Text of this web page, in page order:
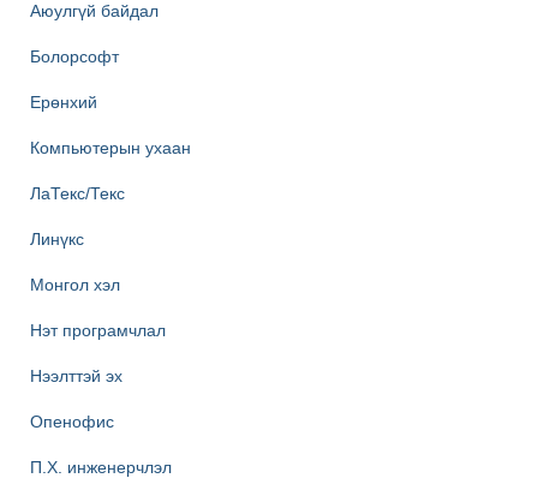
Аюулгүй байдал
Болорсофт
Ерөнхий
Компьютерын ухаан
ЛаТекс/Текс
Линүкс
Монгол хэл
Нэт програмчлал
Нээлттэй эх
Опенофис
П.Х. инженерчлэл